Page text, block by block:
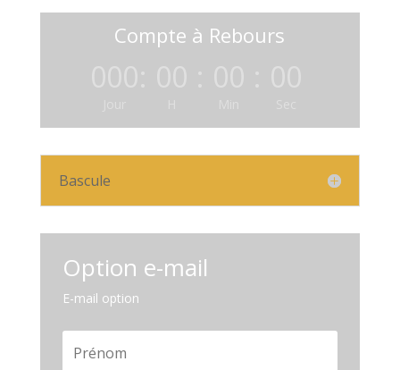
Compte à Rebours
Bascule
Option e-mail
E-mail option